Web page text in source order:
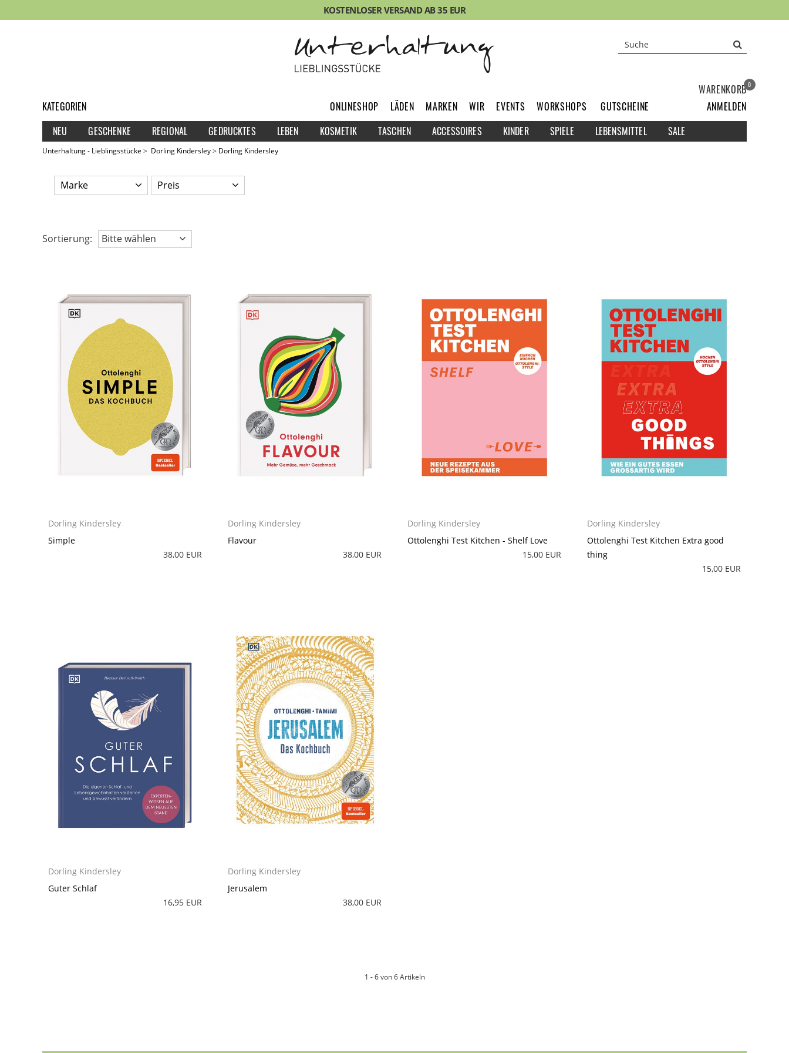
KOSTENLOSER VERSAND AB 35 EUR
KATEGORIEN
NEU
GESCHENKE REGIONAL GEDRUCKTES LEBEN KOSMETIK TASCHEN ACCESSOIRES KINDER SPIELE LEBENSMITTEL SALE
ONLINESHOP LÄDEN MARKEN WIR EVENTS WORKSHOPS GUTSCHEINE
WARENKORB0
ANMELDEN
Unterhaltung - Lieblingsstücke Dorling Kindersley Dorling Kindersley
Marke Preis
Sortierung: Bitte wählen
Dorling Kindersley
Simple
38,00 EUR
Dorling Kindersley
Flavour
38,00 EUR
Dorling Kindersley
Ottolenghi Test Kitchen - Shelf Love
15,00 EUR
Dorling Kindersley
Ottolenghi Test Kitchen Extra good
thing
15,00 EUR
Dorling Kindersley
Guter Schlaf
16,95 EUR
Dorling Kindersley
Jerusalem
38,00 EUR
1 - 6 von 6 Artikeln